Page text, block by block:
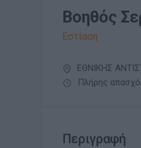
Βοηθός
Εστίαση
ΕΘΝΙΚΗΣ
Πλήρης
Περιγραφή